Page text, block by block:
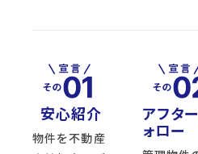
安心紹介
物件を不動産
アフタ
ォロー